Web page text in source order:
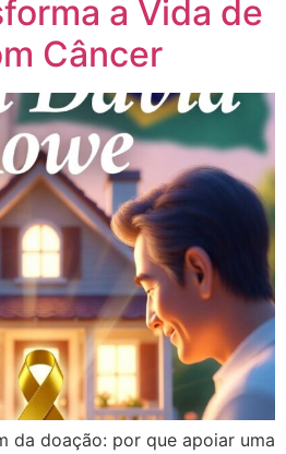
a Vida de
Câncer
da doação: por que apoiar uma